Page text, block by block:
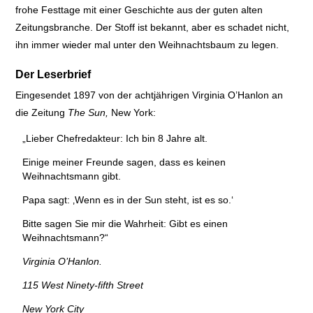
frohe Festtage mit einer Geschichte aus der guten alten
Zeitungsbranche. Der Stoff ist bekannt, aber es schadet nicht,
ihn immer wieder mal unter den Weihnachtsbaum zu legen.
Der Leserbrief
Eingesendet 1897 von der achtjährigen Virginia O’Hanlon an
die Zeitung The Sun, New York:
„Lieber Chefredakteur: Ich bin 8 Jahre alt.
Einige meiner Freunde sagen, dass es keinen
Weihnachtsmann gibt.
Papa sagt: ‚Wenn es in der Sun steht, ist es so.‘
Bitte sagen Sie mir die Wahrheit: Gibt es einen
Weihnachtsmann?“
Virginia O’Hanlon.
115 West Ninety-fifth Street
New York City